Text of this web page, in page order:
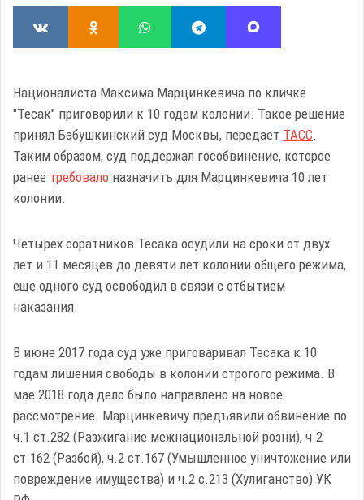
Националиста Максима Марцинкевича по кличке
"Тесак" приговорили к 10 годам колонии. Такое решение
принял Бабушкинский суд Москвы, передает ТАСС.
Таким образом, суд поддержал гособвинение, которое
ранее требовало назначить для Марцинкевича 10 лет
колонии.
Четырех соратников Тесака осудили на сроки от двух
лет и 11 месяцев до девяти лет колонии общего режима,
еще одного суд освободил в связи с отбытием
наказания.
В июне 2017 года суд уже приговаривал Тесака к 10
годам лишения свободы в колонии строгого режима. В
мае 2018 года дело было направлено на новое
рассмотрение. Марцинкевичу предъявили обвинение по
ч.1 ст.282 (Разжигание межнациональной розни), ч.2
ст.162 (Разбой), ч.2 ст.167 (Умышленное уничтожение или
повреждение имущества) и ч.2 с.213 (Хулиганство) УК